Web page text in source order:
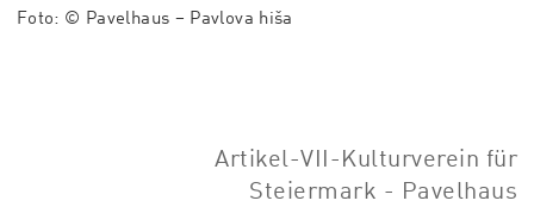
Foto: © Pavelhaus – Pavlova hiša
Artikel-VII-Kulturverein für
Steiermark - Pavelhaus